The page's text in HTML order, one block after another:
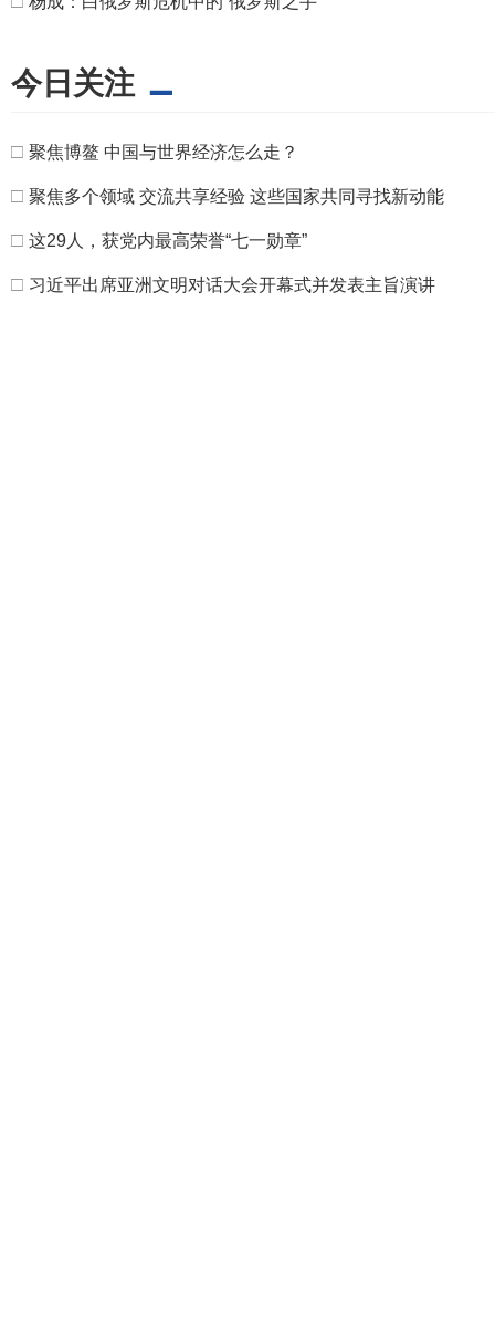
今日关注
□ 聚焦博鳌 中国与世界经济怎么走？
□ 聚焦多个领域 交流共享经验 这些国家共同寻找新动能
□ 这29人，获党内最高荣誉“七一勋章”
□ 习近平出席亚洲文明对话大会开幕式并发表主旨演讲